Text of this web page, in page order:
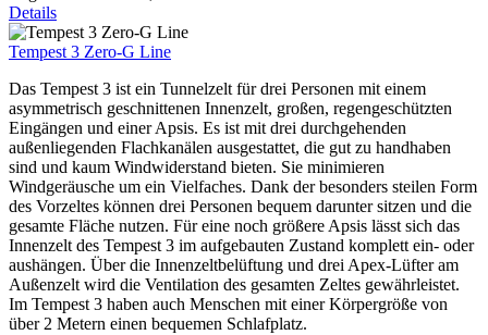
Details
Tempest 3 Zero-G Line
Das Tempest 3 ist ein Tunnelzelt für drei Personen mit einem
asymmetrisch geschnittenen Innenzelt, großen, regengeschützten
Eingängen und einer Apsis. Es ist mit drei durchgehenden
außenliegenden Flachkanälen ausgestattet, die gut zu handhaben
sind und kaum Windwiderstand bieten. Sie minimieren
Windgeräusche um ein Vielfaches. Dank der besonders steilen Form
des Vorzeltes können drei Personen bequem darunter sitzen und die
gesamte Fläche nutzen. Für eine noch größere Apsis lässt sich das
Innenzelt des Tempest 3 im aufgebauten Zustand komplett ein- oder
aushängen. Über die Innenzeltbelüftung und drei Apex-Lüfter am
Außenzelt wird die Ventilation des gesamten Zeltes gewährleistet.
Im Tempest 3 haben auch Menschen mit einer Körpergröße von
über 2 Metern einen bequemen Schlafplatz.